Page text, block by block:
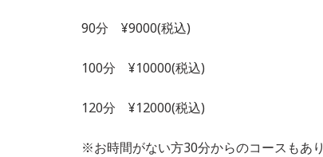
90分 ¥9000(税込)
100分 ¥10000(税込)
120分 ¥12000(税込)
※お時間がない方30分からのコースもあ